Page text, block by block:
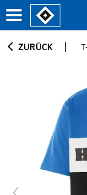
ZURÜCK